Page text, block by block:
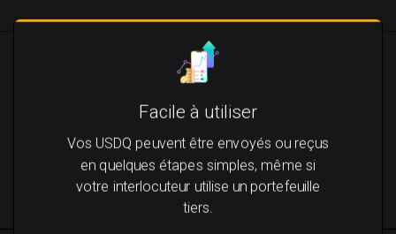
Facile à utiliser
Vos USDQ peuvent être envoyés ou reçus
en quelques étapes simples, même si
votre interlocuteur utilise un portefeuille
tiers.